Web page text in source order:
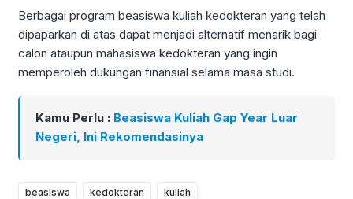
Berbagai program beasiswa kuliah kedokteran yang telah
dipaparkan di atas dapat menjadi alternatif menarik bagi
calon ataupun mahasiswa kedokteran yang ingin
memperoleh dukungan finansial selama masa studi.
Kamu Perlu : Beasiswa Kuliah Gap Year Luar
Negeri, Ini Rekomendasinya
beasiswa kedokteran kuliah